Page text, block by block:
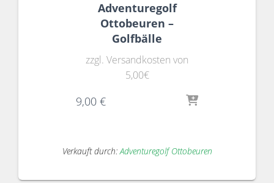
Adventuregolf
Ottobeuren –
Golfbälle
zzgl. Versandkosten von
5,00€
9,00 €
Verkauft durch:Adventuregolf Ottobeuren